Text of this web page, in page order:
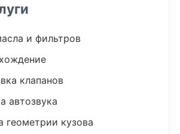
и фильтров
клапанов
автозвука
геометрии кузова